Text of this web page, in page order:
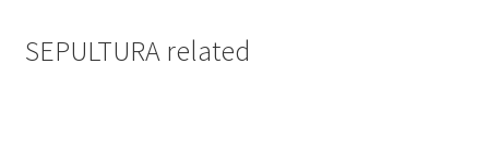
SEPULTURA related